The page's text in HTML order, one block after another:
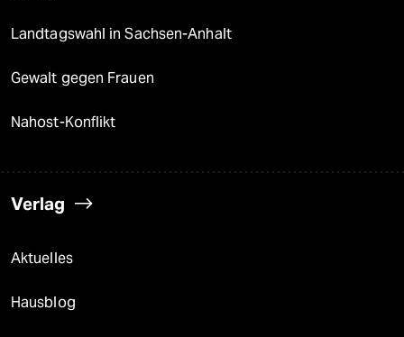
Landtagswahl in Sachsen-Anhalt
Gewalt gegen Frauen
Nahost-Konflikt
Verlag
Aktuelles
Hausblog